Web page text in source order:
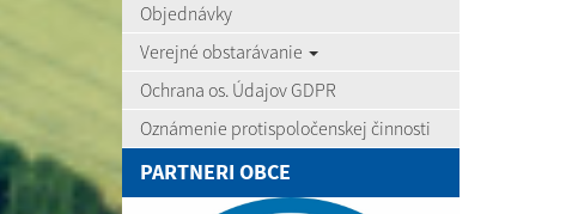
Objednávky
Verejné obstarávanie
Ochrana os. Údajov GDPR
Oznámenie protispoločenskej činnosti
PARTNERI OBCE